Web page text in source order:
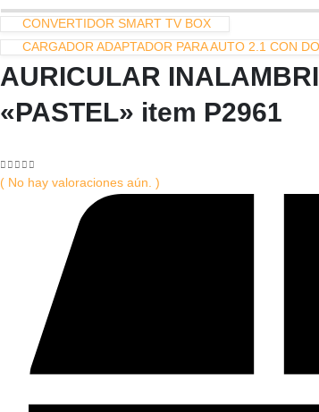
CONVERTIDOR SMART TV BOX
CARGADOR ADAPTADOR PARA AUTO 2.1 CON
AURICULAR
«PASTEL» item P2961
0 out of 5
( No hay valoraciones aún. )